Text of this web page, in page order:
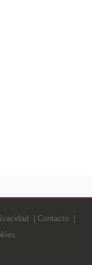
Contacto